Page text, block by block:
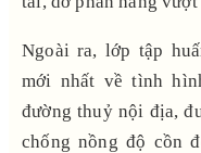
Ngoài ra, lớp tập
mới nhất về tình
đường thuỷ nội địa,
chống nồng độ cồn